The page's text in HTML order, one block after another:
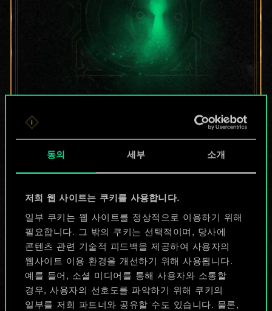
동의 세부 소개
저희 웹 사이트는 쿠키를 사용합니다.
일부 쿠키는 웹 사이트를 정상적으로 이용하기 위해
필요합니다. 그 밖의 쿠키는 선택적이며, 당사에
콘텐츠 관련 기술적 피드백을 제공하여 사용자의
웹사이트 이용 환경을 개선하기 위해 사용됩니다.
예를 들어, 소셜 미디어를 통해 사용자와 소통할
경우, 사용자의 선호도를 파악하기 위해 쿠키의
일부를 저희 파트너와 공유할 수도 있습니다. 물론,
지금은 공유된
카드들에 지나지
않지만
무궁무진한
가능성을 가지고
있습니다!
덱 이름 짓기 & 가이드 작성하기